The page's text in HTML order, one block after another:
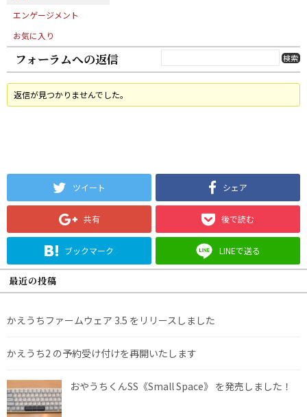
エンゲージメント
お気に入り
フォーラムへの返信
返信が見つかりませんでした。
ツイート シェア
共有 後で読む
ブックマーク LINEで送る
最近の投稿
かえうちファームウェア 3.5 をリリースしました
かえうち2 の予約受け付けを再開いたします
おやうちくんSS《Small Space》 を発売しました！